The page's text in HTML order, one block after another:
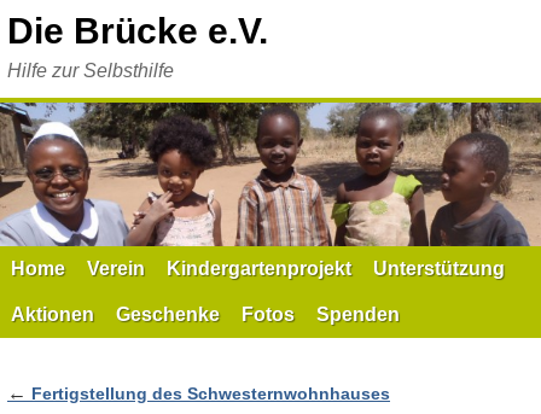
Inhalt
Die Brücke e.V.
Hilfe zur Selbsthilfe
Home Verein Kindergartenprojekt Unterstützung
Aktionen Geschenke Fotos Spenden
← Fertigstellung des Schwesternwohnhauses